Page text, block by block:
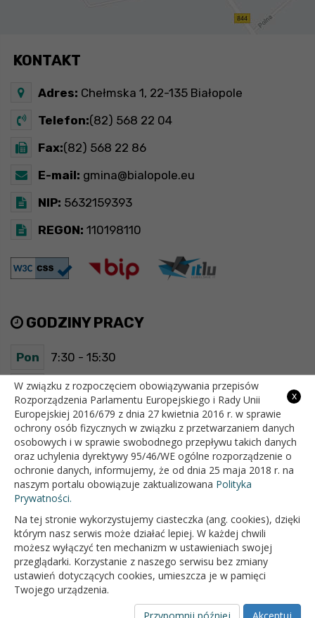
KONTAKT
Adres: Chełmska 1, 22-135 Białopole
Telefon:(82) 568 22 04
Fax:(82) 568 22 86
E-mail: gmina@bialopole.eu
NIP: 5632159393
REGON: 110198110
GODZINY PRACY
Pon 7:30 - 15:30
Wt 7:30 - 15:30
Śr 7:30 - 15:30
Czw 7:30 - 15:30
Pt 7:30 - 15:30
OFICJALNY SERWIS INTERNETOWY GMINY BIAŁOPOLE
x
W związku z rozpoczęciem obowiązywania przepisów
Rozporządzenia Parlamentu Europejskiego i Rady Unii
Europejskiej 2016/679 z dnia 27 kwietnia 2016 r. w sprawie
ochrony osób fizycznych w związku z przetwarzaniem danych
osobowych i w sprawie swobodnego przepływu takich danych
oraz uchylenia dyrektywy 95/46/WE ogólne rozporządzenie o
ochronie danych, informujemy, że od dnia 25 maja 2018 r. na
naszym portalu obowiązuje zaktualizowana Polityka
Prywatności.
Na tej stronie wykorzystujemy ciasteczka (ang. cookies), dzięki
którym nasz serwis może działać lepiej. W każdej chwili
możesz wyłączyć ten mechanizm w ustawieniach swojej
przeglądarki. Korzystanie z naszego serwisu bez zmiany
ustawień dotyczących cookies, umieszcza je w pamięci
Twojego urządzenia.